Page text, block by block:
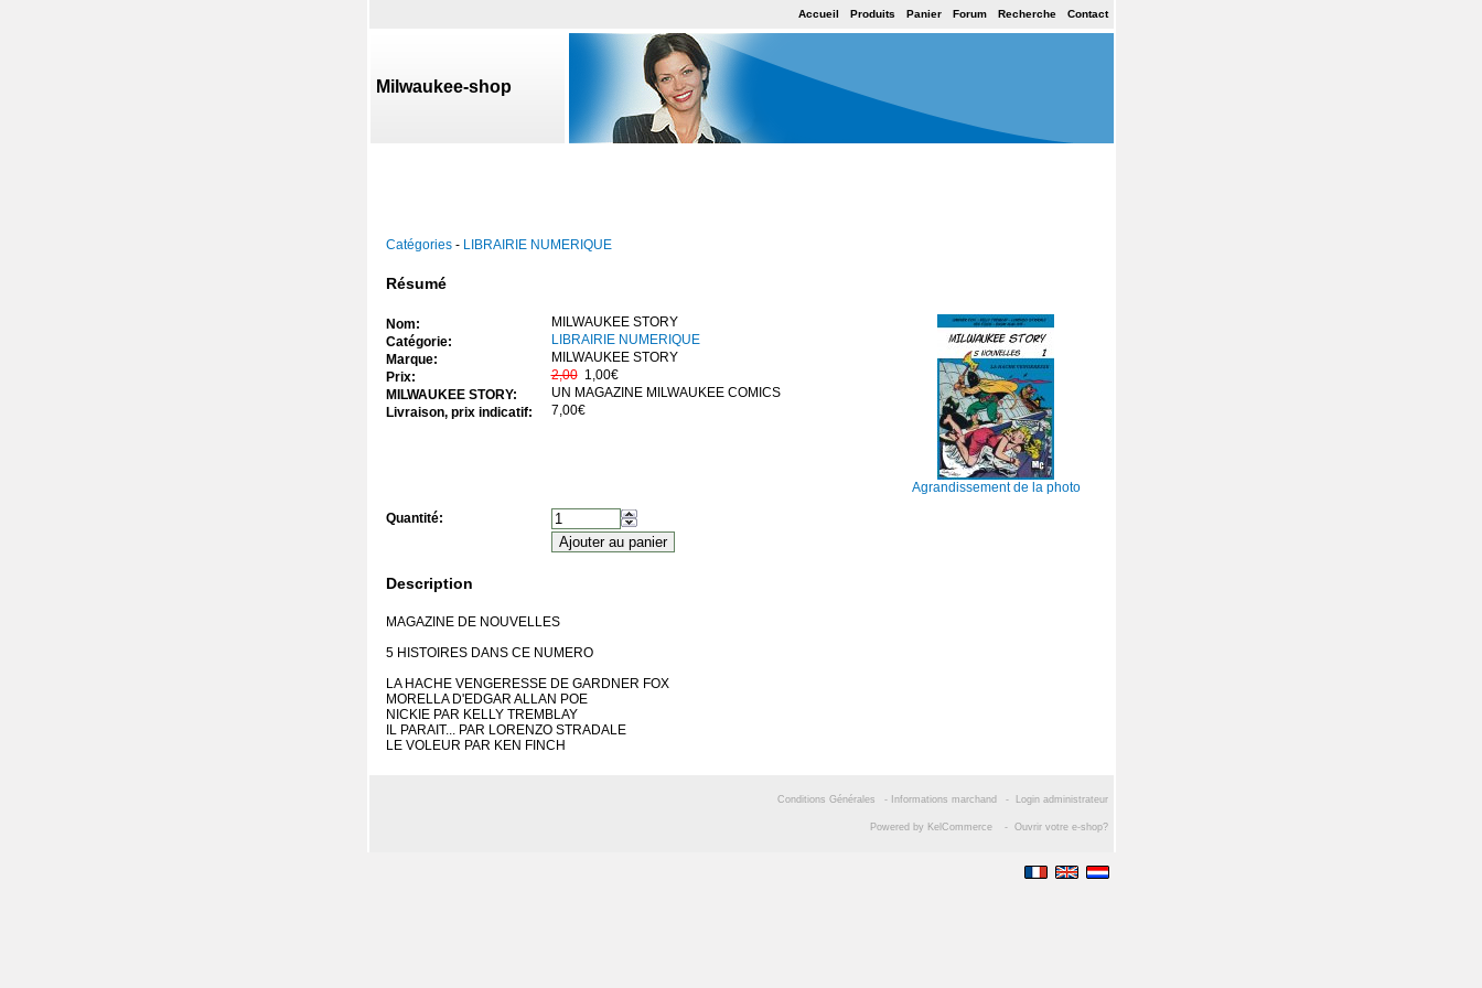
Milwaukee-shop
Accueil Produits Panier Forum Recherche Contact
Catégories- LIBRAIRIE NUMERIQUE
Résumé
Agrandissement de la photo
Nom:
MILWAUKEE STORY
Catégorie:
LIBRAIRIE NUMERIQUE
Marque:
MILWAUKEE STORY
Prix:
2,001,00€
MILWAUKEE STORY:
UN MAGAZINE MILWAUKEE COMICS
Livraison, prix indicatif:
7,00€
Quantité:
Description
MAGAZINE DE NOUVELLES
5 HISTOIRES DANS CE NUMERO
LA HACHE VENGERESSE DE GARDNER FOX
MORELLA D'EDGAR ALLAN POE
NICKIE PAR KELLY TREMBLAY
IL PARAIT... PAR LORENZO STRADALE
LE VOLEUR PAR KEN FINCH
Conditions Générales - Informations marchand - Login administrateur
Powered by KelCommerce - Ouvrir votre e-shop?